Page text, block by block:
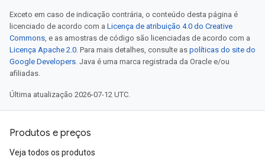
Exceto em caso de indicação contrária, o conteúdo desta página é
licenciado de acordo com a Licença de atribuição 4.0 do Creative
Commons, e as amostras de código são licenciadas de acordo com a
Licença Apache 2.0. Para mais detalhes, consulte as políticas do site do
Google Developers. Java é uma marca registrada da Oracle e/ou
afiliadas.
Última atualização 2026-07-12 UTC.
Produtos e preços
Veja todos os produtos